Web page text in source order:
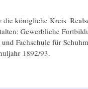
die königliche
Gewerbliche
Fachschule für
1892/93.